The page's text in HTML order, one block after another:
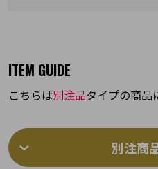
ITEM GUIDE
こちらは別注品タイプの商品
別注商